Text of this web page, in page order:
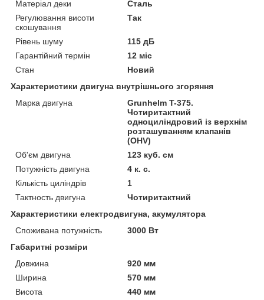
Матеріал деки
Сталь
Регулювання висоти
скошування
Так
Рівень шуму
115 дБ
Гарантійний термін
12 міс
Стан
Новий
Характеристики двигуна внутрішнього згоряння
Марка двигуна
Grunhelm T-375.
Чотиритактний
одноциліндровий із верхнім
розташуванням клапанів
(OHV)
Об'єм двигуна
123 куб. см
Потужність двигуна
4 к. с.
Кількість циліндрів
1
Тактность двигуна
Чотиритактний
Характеристики електродвигуна, акумулятора
Споживана потужність
3000 Вт
Габаритні розміри
Довжина
920 мм
Ширина
570 мм
Висота
440 мм